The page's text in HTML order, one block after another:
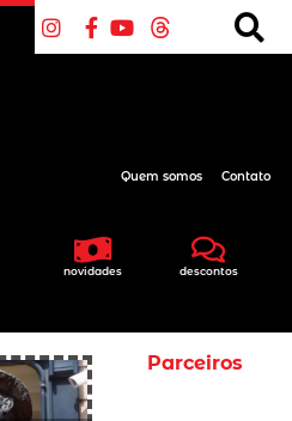
novidades descontos
Quem somos Contato
Parceiros